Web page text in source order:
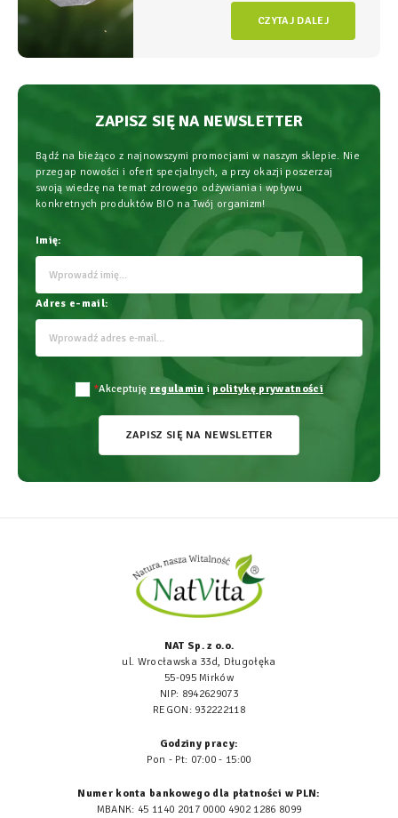
fundament świadomego wspierania
organizmu, łączący wysoką skuteczność z
najwyższym bezpieczeństwem
CZYTAJ DALEJ
ZAPISZ SIĘ NA NEWSLETTER
Bądź na bieżąco z najnowszymi promocjami w naszym sklepie. Nie
przegap nowości i ofert specjalnych, a przy okazji poszerzaj
swoją wiedzę na temat zdrowego odżywiania i wpływu
konkretnych produktów BIO na Twój organizm!
Imię:
Adres e-mail:
*Akceptuję regulamin i politykę prywatności
ZAPISZ SIĘ NA NEWSLETTER
NAT Sp. z o.o.
ul. Wrocławska 33d, Długołęka
55-095 Mirków
NIP: 8942629073
REGON: 932222118
Godziny pracy:
Pon - Pt: 07:00 - 15:00
Numer konta bankowego dla płatności w PLN:
MBANK: 45 1140 2017 0000 4902 1286 8099